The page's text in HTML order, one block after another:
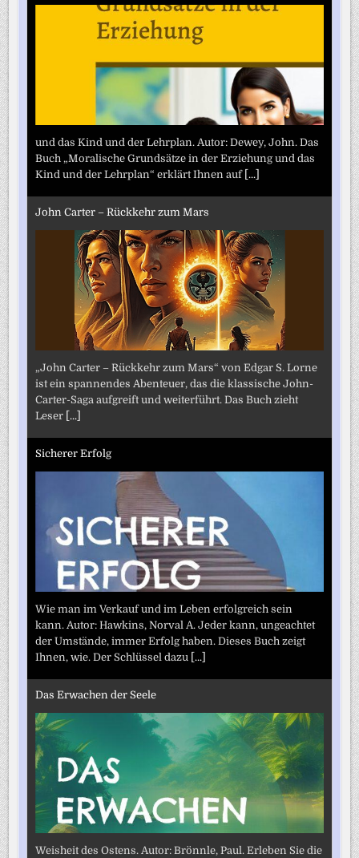
und das Kind und der Lehrplan. Autor: Dewey, John. Das
Buch „Moralische Grundsätze in der Erziehung und das
Kind und der Lehrplan“ erklärt Ihnen auf [...]
John Carter – Rückkehr zum Mars
„John Carter – Rückkehr zum Mars“ von Edgar S. Lorne
ist ein spannendes Abenteuer, das die klassische John-
Carter-Saga aufgreift und weiterführt. Das Buch zieht
Leser [...]
Sicherer Erfolg
Wie man im Verkauf und im Leben erfolgreich sein
kann. Autor: Hawkins, Norval A. Jeder kann, ungeachtet
der Umstände, immer Erfolg haben. Dieses Buch zeigt
Ihnen, wie. Der Schlüssel dazu [...]
Das Erwachen der Seele
Weisheit des Ostens. Autor: Brönnle, Paul. Erleben Sie die